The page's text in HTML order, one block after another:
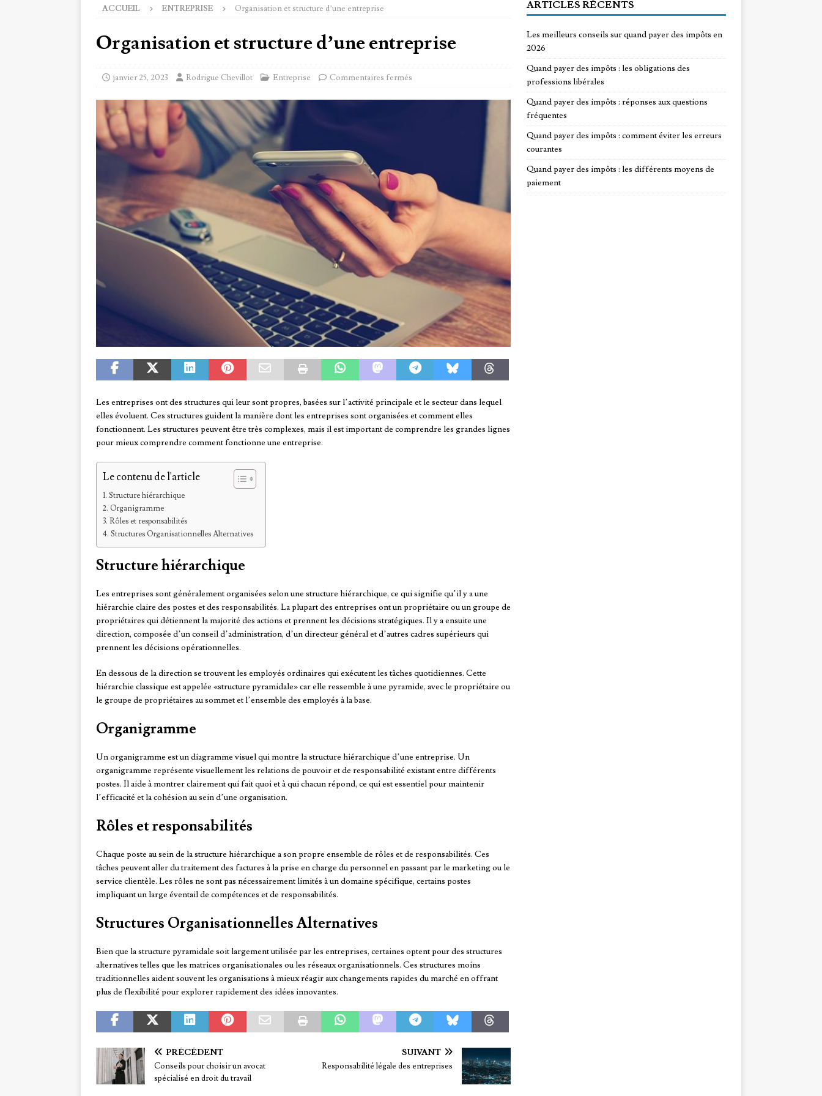
ACCUEIL ENTREPRISE Organisation et structure d’une entreprise
Organisation et structure d’une entreprise
janvier 25, 2023 Rodrigue Chevillot Entreprise Commentaires fermés
Les entreprises ont des structures qui leur sont propres, basées sur l’activité principale et le secteur dans lequel
elles évoluent. Ces structures guident la manière dont les entreprises sont organisées et comment elles
fonctionnent. Les structures peuvent être très complexes, mais il est important de comprendre les grandes lignes
pour mieux comprendre comment fonctionne une entreprise.
Le contenu de l'article
Structure hiérarchique
Organigramme
Rôles et responsabilités
Structures Organisationnelles Alternatives
Structure hiérarchique
Les entreprises sont généralement organisées selon une structure hiérarchique, ce qui signifie qu’il y a une
hiérarchie claire des postes et des responsabilités. La plupart des entreprises ont un propriétaire ou un groupe de
propriétaires qui détiennent la majorité des actions et prennent les décisions stratégiques. Il y a ensuite une
direction, composée d’un conseil d’administration, d’un directeur général et d’autres cadres supérieurs qui
prennent les décisions opérationnelles.
En dessous de la direction se trouvent les employés ordinaires qui exécutent les tâches quotidiennes. Cette
hiérarchie classique est appelée «structure pyramidale» car elle ressemble à une pyramide, avec le propriétaire ou
le groupe de propriétaires au sommet et l’ensemble des employés à la base.
Organigramme
Un organigramme est un diagramme visuel qui montre la structure hiérarchique d’une entreprise. Un
organigramme représente visuellement les relations de pouvoir et de responsabilité existant entre différents
postes. Il aide à montrer clairement qui fait quoi et à qui chacun répond, ce qui est essentiel pour maintenir
l’efficacité et la cohésion au sein d’une organisation.
Rôles et responsabilités
Chaque poste au sein de la structure hiérarchique a son propre ensemble de rôles et de responsabilités. Ces
tâches peuvent aller du traitement des factures à la prise en charge du personnel en passant par le marketing ou le
service clientèle. Les rôles ne sont pas nécessairement limités à un domaine spécifique, certains postes
impliquant un large éventail de compétences et de responsabilités.
Structures Organisationnelles Alternatives
Bien que la structure pyramidale soit largement utilisée par les entreprises, certaines optent pour des structures
alternatives telles que les matrices organisationales ou les réseaux organisationnels. Ces structures moins
traditionnelles aident souvent les organisations à mieux réagir aux changements rapides du marché en offrant
plus de flexibilité pour explorer rapidement des idées innovantes.
PRÉCÉDENT
Conseils pour choisir un avocat
spécialisé en droit du travail
SUIVANT
Responsabilité légale des entreprises
ARTICLES RÉCENTS
Les meilleurs conseils sur quand payer des impôts en
2026
Quand payer des impôts : les obligations des
professions libérales
Quand payer des impôts : réponses aux questions
fréquentes
Quand payer des impôts : comment éviter les erreurs
courantes
Quand payer des impôts : les différents moyens de
paiement